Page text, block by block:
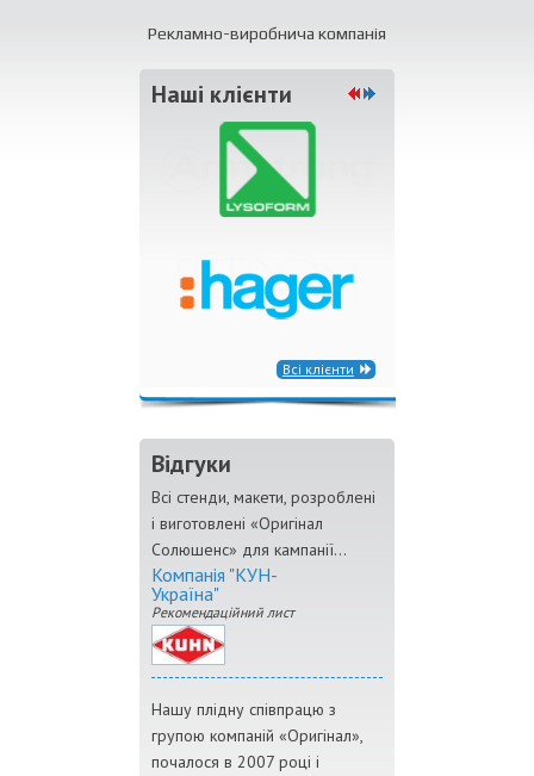
Рекламно-виробнича компанія
Наші клієнти
Всі клієнти
Відгуки
Всі стенди, макети, розроблені
і виготовлені «Оригінал
Солюшенс» для кампанії...
Компанія "КУН-
Україна"
Рекомендаційний лист
Нашу плідну співпрацю з
групою компаній «Оригінал»,
почалося в 2007 році і